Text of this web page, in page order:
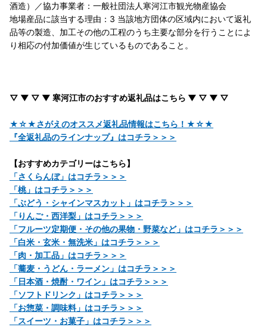
酒造）／協力事業者：一般社団法人寒河江市観光物産協会
地場産品に該当する理由：3 当該地方団体の区域内において返礼
品等の製造、加工その他の工程のうち主要な部分を行うことによ
り相応の付加価値が生じているものであること。
▽ ▼ ▽ ▼ 寒河江市のおすすめ返礼品はこちら ▼ ▽ ▼ ▽
★☆★さがえのオススメ返礼品情報はこちら！★☆★
『全返礼品のラインナップ』はコチラ＞＞＞
【おすすめカテゴリーはこちら】
「さくらんぼ」はコチラ＞＞＞
「桃」はコチラ＞＞＞
「ぶどう・シャインマスカット」はコチラ＞＞＞
「りんご・西洋梨」はコチラ＞＞＞
「フルーツ定期便・その他の果物・野菜など」はコチラ＞＞＞
「白米・玄米・無洗米」はコチラ＞＞＞
「肉・加工品」はコチラ＞＞＞
「蕎麦・うどん・ラーメン」はコチラ＞＞＞
「日本酒・焼酎・ワイン」はコチラ＞＞＞
「ソフトドリンク」はコチラ＞＞＞
「お惣菜・調味料」はコチラ＞＞＞
「スイーツ・お菓子」はコチラ＞＞＞